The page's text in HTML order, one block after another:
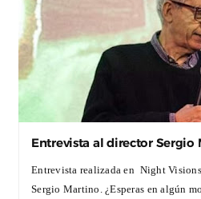
Entrevista al director Sergio
Entrevista realizada en Night
Sergio Martino. ¿Esperas en algún